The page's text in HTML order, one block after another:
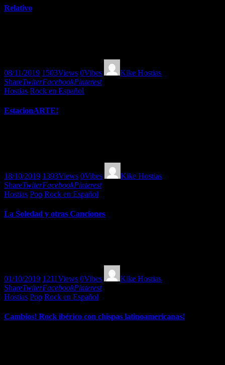
Relativo
08/11/2019 1503Views 0Vibes
Kike Hostias
ShareTwiterFacebookPinterest
Hostias Rock en Español
EstacionARTE!
18/10/2019 1393Views 0Vibes
Kike Hostias
ShareTwiterFacebookPinterest
Hostias Pop Rock en Español
La Soledad y otras Canciones
01/10/2019 1211Views 0Vibes
Kike Hostias
ShareTwiterFacebookPinterest
Hostias Pop Rock en Español
Cambios! Rock ibérico con chispas latinoamericanas!